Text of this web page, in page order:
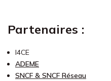
Partenaires :
I4CE
ADEME
SNCF & SNCF Réseau